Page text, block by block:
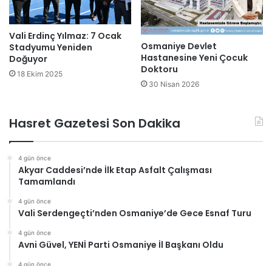
Vali Erdinç Yılmaz: 7 Ocak
Stadyumu Yeniden
Doğuyor
18 Ekim 2025
Osmaniye Devlet
Hastanesine Yeni Çocuk
Doktoru
30 Nisan 2026
Hasret Gazetesi Son Dakika
4 gün önce
Akyar Caddesi’nde İlk Etap Asfalt Çalışması
Tamamlandı
4 gün önce
Vali Serdengeçti’nden Osmaniye’de Gece Esnaf Turu
4 gün önce
Avni Güvel, YENİ Parti Osmaniye İl Başkanı Oldu
4 gün önce